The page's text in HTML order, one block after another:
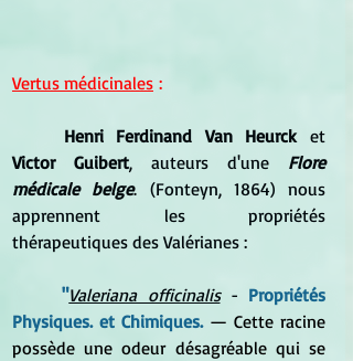
Vertus médicinales :
	Henri Ferdinand Van Heurck
Victor Guibert, auteurs d'une Flore
médicale belge. (Fonteyn, 1864) nous
apprennent les propriétés
thérapeutiques des Valérianes :
	"
Valeriana officinalis - Propriétés
Physiques. et Chimiques. — Cette racine
possède une odeur désagréable qui se